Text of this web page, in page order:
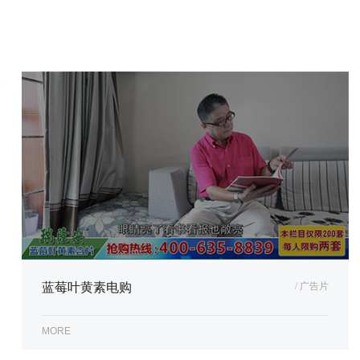
蓝莓叶黄素电购 / 广告片
MORE